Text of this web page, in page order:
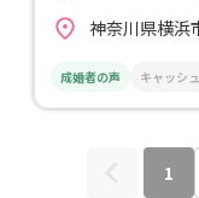
神奈川県横浜
成婚者の声 キャッシ
1